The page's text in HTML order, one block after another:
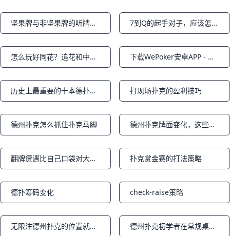
Notifications 坚果牌与非坚果牌的听牌区别 Notifications 7到Q的起手对子，应该怎么打？
Notifications 怎么玩好同花？追花和中花的策略 Notifications 下载WePoker安卓APP - 体验极致扑克乐趣
Notifications 历史上最重要的十本德扑圈书籍之二 Notifications
打现场扑克的盈利技巧
Notifications
德州扑克怎么抓住扑克马脚 Notifications 德州扑克牌面变化，这些德扑陷阱要小心！（上篇）
Notifications 翻牌遭遇比自己口袋对大的牌怎么办？ Notifications
扑克赏金赛的打法策略
Notifications
德扑筹码变化 Notifications
check-raise策略
Notifications 无限注德州扑克的位置就是一切 Notifications 德州扑克初学者在常规桌获得成功的简单法则